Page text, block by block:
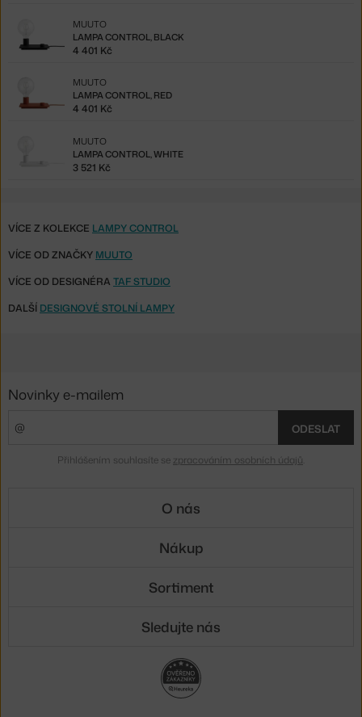
LAMPA CONTROL, BLACK
MUUTO
4 401 Kč
LAMPA CONTROL, RED
MUUTO
4 401 Kč
LAMPA CONTROL, WHITE
MUUTO
3 521 Kč
VÍCE Z KOLEKCE LAMPY CONTROL
VÍCE OD ZNAČKY MUUTO
VÍCE OD DESIGNÉRA TAF STUDIO
DALŠÍ DESIGNOVÉ STOLNÍ LAMPY
Novinky e-mailem
ODESLAT
Přihlášením souhlasíte se zpracováním osobních údajů
O nás
Nákup
Sortiment
Sledujte nás